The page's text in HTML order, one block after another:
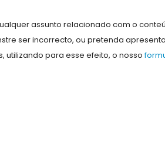
assunto relacionado com o
ser incorrecto, ou pretenda
utilizando para esse efeito, o nosso